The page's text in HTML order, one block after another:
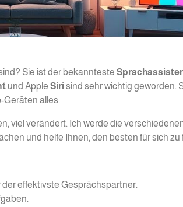
Sie ist der bekannteste
und Apple Sirisind sehr wichtig geworden.
-Geräten alles.
viel verändert. Ich werde die
und helfe Ihnen, den besten für sich zu
der effektivste Gesprächspartner.